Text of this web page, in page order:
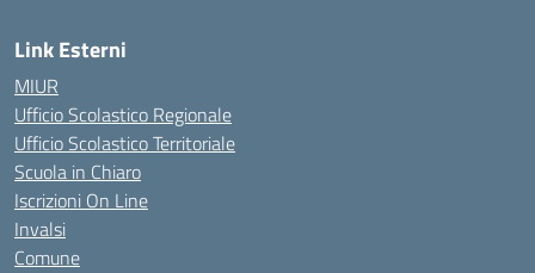
Link Esterni
MIUR
Ufficio Scolastico Regionale
Ufficio Scolastico Territoriale
Scuola in Chiaro
Iscrizioni On Line
Invalsi
Comune